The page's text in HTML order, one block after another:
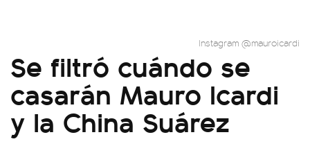
Instagram @mauroicardi
Se filtró cuándo se
casarán Mauro Icardi
y la China Suárez